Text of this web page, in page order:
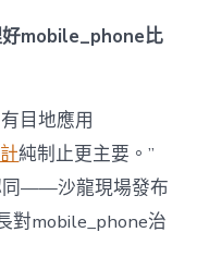
成
為
東
西”，
而
非
“家
庭
好mobile_phone比
目地應用
純制止更主要。”
同——沙龍現場發布
對mobile_phone治